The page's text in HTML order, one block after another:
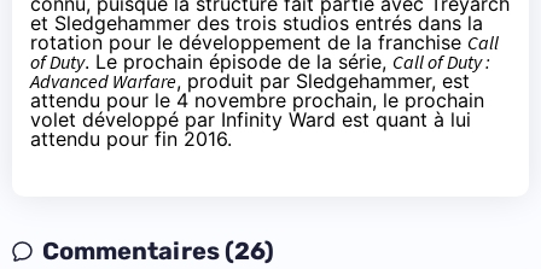
et Sledgehammer des trois studios entrés dans la
rotation pour le développement de la franchise Call
of Duty. Le prochain épisode de la série, Call of Duty :
Advanced Warfare, produit par Sledgehammer, est
attendu pour le 4 novembre prochain, le prochain
volet développé par Infinity Ward est quant à lui
attendu pour fin 2016.
Commentaires (26)